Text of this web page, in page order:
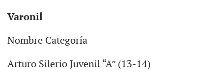
Varonil
Nombre Categoría
Arturo Silerio Juvenil “A” (13-14)